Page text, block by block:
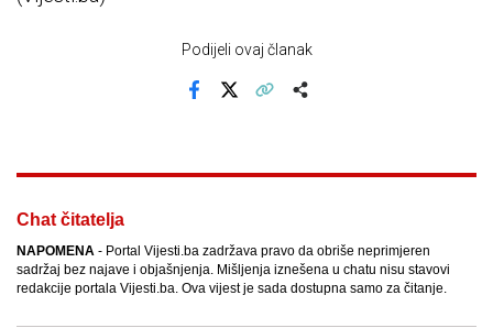
Podijeli ovaj članak
Chat čitatelja
NAPOMENA - Portal Vijesti.ba zadržava pravo da obriše neprimjeren
sadržaj bez najave i objašnjenja. Mišljenja iznešena u chatu nisu stavovi
redakcije portala Vijesti.ba. Ova vijest je sada dostupna samo za čitanje.